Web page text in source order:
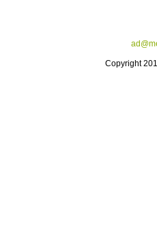
Copyright